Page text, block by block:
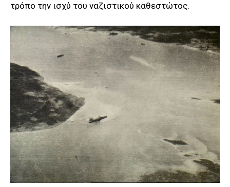
τρόπο την ισχύ του ναζιστικού καθεστώτος.